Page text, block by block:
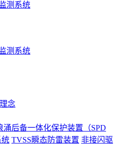
测系统
测系统
念
涌后备一体化保护装置（SPD
统 TVSS瞬态防雷装置 非接闪驱